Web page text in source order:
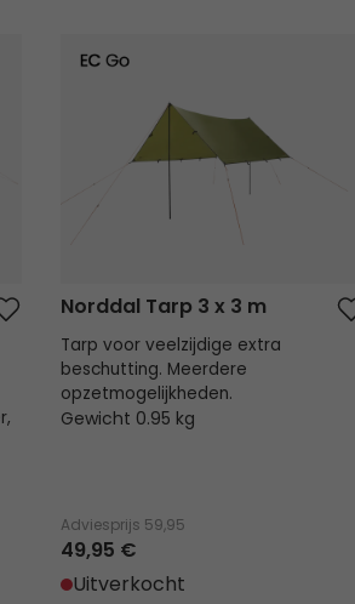
Norddal Tarp 3 x 3 m
Tarp voor veelzijdige extra
beschutting. Meerdere
opzetmogelijkheden.
Gewicht 0.95 kg
Adviesprijs 59,95
49,95 €
Uitverkocht